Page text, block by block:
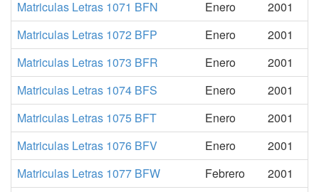
Matriculas Letras 1071 BFN
Enero
2001
Matriculas Letras 1072 BFP
Enero
2001
Matriculas Letras 1073 BFR
Enero
2001
Matriculas Letras 1074 BFS
Enero
2001
Matriculas Letras 1075 BFT
Enero
2001
Matriculas Letras 1076 BFV
Enero
2001
Matriculas Letras 1077 BFW
Febrero
2001